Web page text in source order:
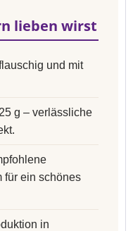
lieben wirst
und mit
g – verlässliche
für ein schönes
in